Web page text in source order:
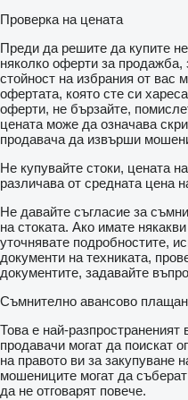
Проверка на цената
Преди да решите да купите
няколко оферти за продажба,
стойност на избрания от вас
офертата, която сте си
оферти, не бързайте,
цената може да означава
продавача да извърши
Не купувайте стоки, цената
различава от средната цена
Не давайте съгласие за
на стоката. Ако имате
уточнявате подробностите,
документи на техниката,
документите, задавайте
Съмнително авансово
Това е най-
продавачи могат да поискат
на правото ви за закупуване
мошениците могат да
да не отговарят повече.